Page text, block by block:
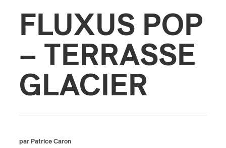
FLUXUS POP
– TERRASSE
GLACIER
par Patrice Caron